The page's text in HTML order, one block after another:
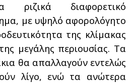
ριζικά διαφορετικό
με υψηλό αφορολόγητο
της κλίμακας
μεγάλης περιουσίας. Τα
θα απαλλαγούν εντελώς
λίγο, ενώ τα ανώτερα